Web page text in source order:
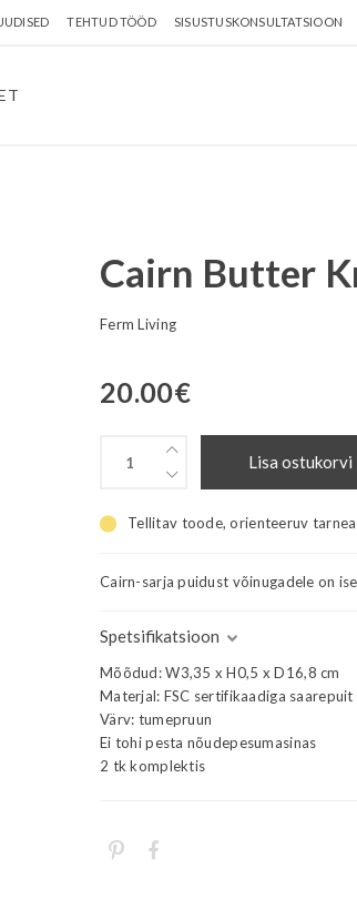
TEHTUD TÖÖD SISUSTUSKONSULTATSIOON
Cairn Butter
Ferm Living
20.00€
Lisa ostukorvi
Tellitav toode, orienteeruv
Cairn-sarja puidust võinugadele on
Spetsifikatsioon
Mõõdud: W3,35 x H0,5 x D16,8 cm
Materjal: FSC sertifikaadiga saarepuit
Värv: tumepruun
Ei tohi pesta nõudepesumasinas
2 tk komplektis